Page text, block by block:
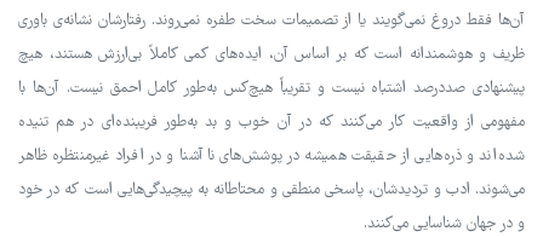
آن‌ها فقط دروغ نمی‌گویند یا از تصمیمات سخت طفره نمی‌روند. رفتارشان نشانه‌ی باوری
ظریف و هوشمندانه است که بر اساس آن، ایده‌های کمی کاملاً بی‌ارزش هستند، هیچ
پیشنهادی صددرصد اشتباه نیست و تقریباً هیچ‌کس به‌طور کامل احمق نیست. آن‌ها با
مفهومی از واقعیت کار می‌کنند که در آن خوب و بد به‌طور فریبنده‌ای در هم تنیده‌
شده‌اند و ذره‌هایی از حقیقت همیشه در پوشش‌های ناآشنا و در افراد غیرمنتظره ظاهر
می‌شوند. ادب و تردیدشان، پاسخی منطقی و محتاطانه به پیچیدگی‌هایی است که در خود
و در جهان شناسایی می‌کنند.